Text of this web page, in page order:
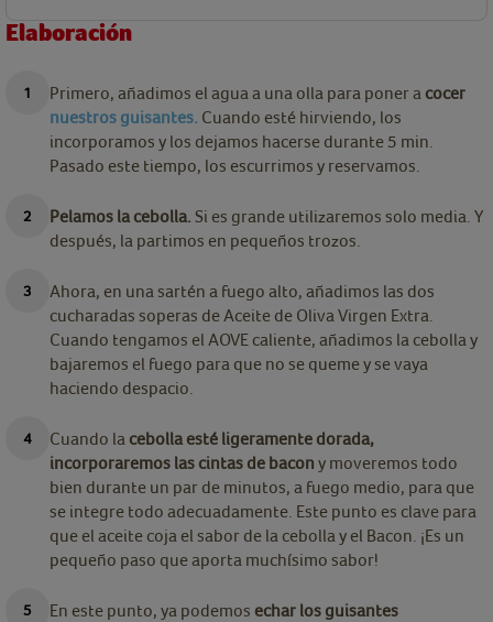
Elaboración
Primero, añadimos el agua a una olla para poner a cocer
nuestros guisantes. Cuando esté hirviendo, los
incorporamos y los dejamos hacerse durante 5 min.
Pasado este tiempo, los escurrimos y reservamos.
Pelamos la cebolla. Si es grande utilizaremos solo media. Y
después, la partimos en pequeños trozos.
Ahora, en una sartén a fuego alto, añadimos las dos
cucharadas soperas de Aceite de Oliva Virgen Extra.
Cuando tengamos el AOVE caliente, añadimos la cebolla y
bajaremos el fuego para que no se queme y se vaya
haciendo despacio.
Cuando la cebolla esté ligeramente dorada,
incorporaremos las cintas de bacon y moveremos todo
bien durante un par de minutos, a fuego medio, para que
se integre todo adecuadamente. Este punto es clave para
que el aceite coja el sabor de la cebolla y el Bacon. ¡Es un
pequeño paso que aporta muchísimo sabor!
En este punto, ya podemos echar los guisantes